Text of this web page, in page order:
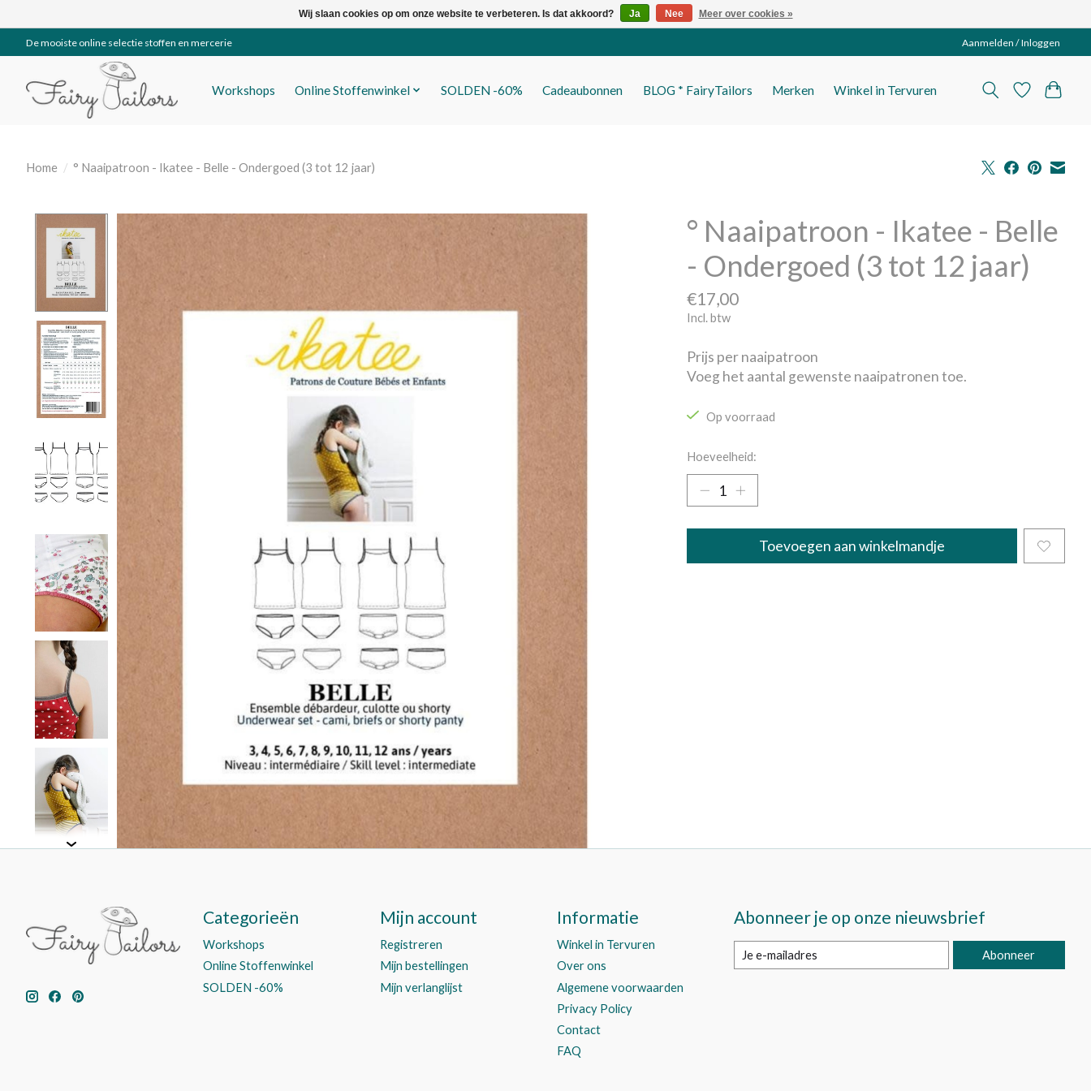
De mooiste online selectie stoffen en mercerie Aanmelden / Inloggen
Workshops Online Stoffenwinkel SOLDEN -60% Cadeaubonnen BLOG * FairyTailors Merken Winkel in Tervuren
Home / ° Naaipatroon - Ikatee - Belle - Ondergoed (3 tot 12 jaar)
Product image slideshow Items
° Naaipatroon - Ikatee - Belle
- Ondergoed (3 tot 12 jaar)
€17,00
Incl. btw
Prijs per naaipatroon
Voeg het aantal gewenste naaipatronen toe.
Op voorraad
Hoeveelheid:
Toevoegen aan winkelmandje
Categorieën
Workshops
Online Stoffenwinkel
SOLDEN -60%
Mijn account
Registreren
Mijn bestellingen
Mijn verlanglijst
Informatie
Winkel in Tervuren
Over ons
Algemene voorwaarden
Privacy Policy
Contact
FAQ
Abonneer je op onze nieuwsbrief
Abonneer
Wij slaan cookies op om onze website te verbeteren. Is dat akkoord? Ja Nee Meer over cookies »